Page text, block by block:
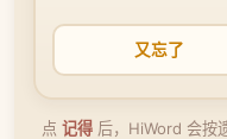
又忘了
点 记得后，HiWord 会按